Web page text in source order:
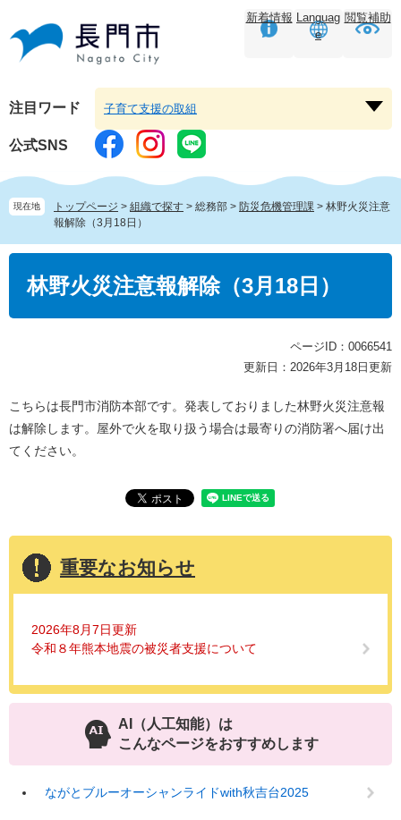
頭
す。
飛
し
本
文
へ
新着情報 Languag
e
閲覧補助
注目ワード
ー
を
く
子育て支援の取組
公式SNS
現在地 トップページ > 組織で探す > 総務部 > 防災危機管理課 > 林野火災注意
報解除（3月18日）
林野火災注意報解除（3月18日）
ページID：0066541
更新日：2026年3月18日更新
こちらは長門市消防本部です。発表しておりました林野火災注意報
は解除します。屋外で火を取り扱う場合は最寄りの消防署へ届け出
てください。
重要なお知らせ
2026年8月7日更新
令和８年熊本地震の被災者支援について
AI（人工知能）は
こんなページをおすすめします
ながとブルーオーシャンライドwith秋吉台2025